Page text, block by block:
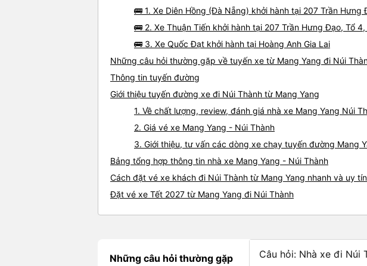
🚌 1. Xe Diên Hồng (Đà Nẵng) khởi hành tại 207 Trần Hưng
🚌 2. Xe Thuận Tiến khởi hành tại 207 Trần Hưng Đạo, Tổ
🚌 3. Xe Quốc Đạt khởi hành tại Hoàng Anh Gia Lai
Những câu hỏi thường gặp về tuyến xe từ Mang Yang đi Núi
Thông tin tuyến đường
Giới thiệu tuyến đường xe đi Núi Thành từ Mang Yang
1. Về chất lượng, review, đánh giá nhà xe Mang Yang Núi
2. Giá vé xe Mang Yang - Núi Thành
3. Giới thiệu, tư vấn các dòng xe chạy tuyến đường Mang
Bảng tổng hợp thông tin nhà xe Mang Yang - Núi Thành
Cách đặt vé xe khách đi Núi Thành từ Mang Yang nhanh và uy
Đặt vé xe Tết 2027 từ Mang Yang đi Núi Thành
Những câu hỏi thường gặp
Câu hỏi: Nhà xe đi Núi